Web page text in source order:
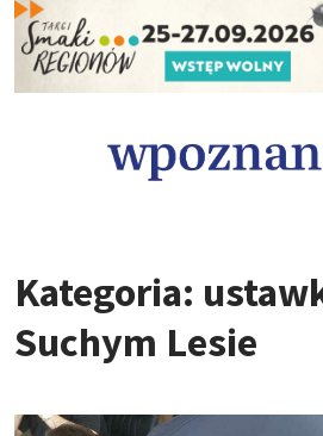
Kategoria:
Suchym Lesie